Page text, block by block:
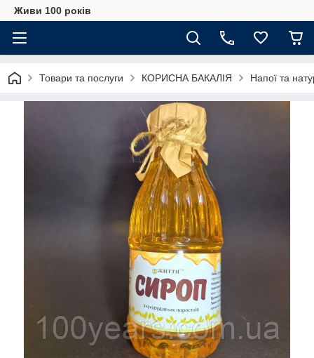
Живи 100 років
Товари та послуги КОРИСНА БАКАЛІЯ Напої та